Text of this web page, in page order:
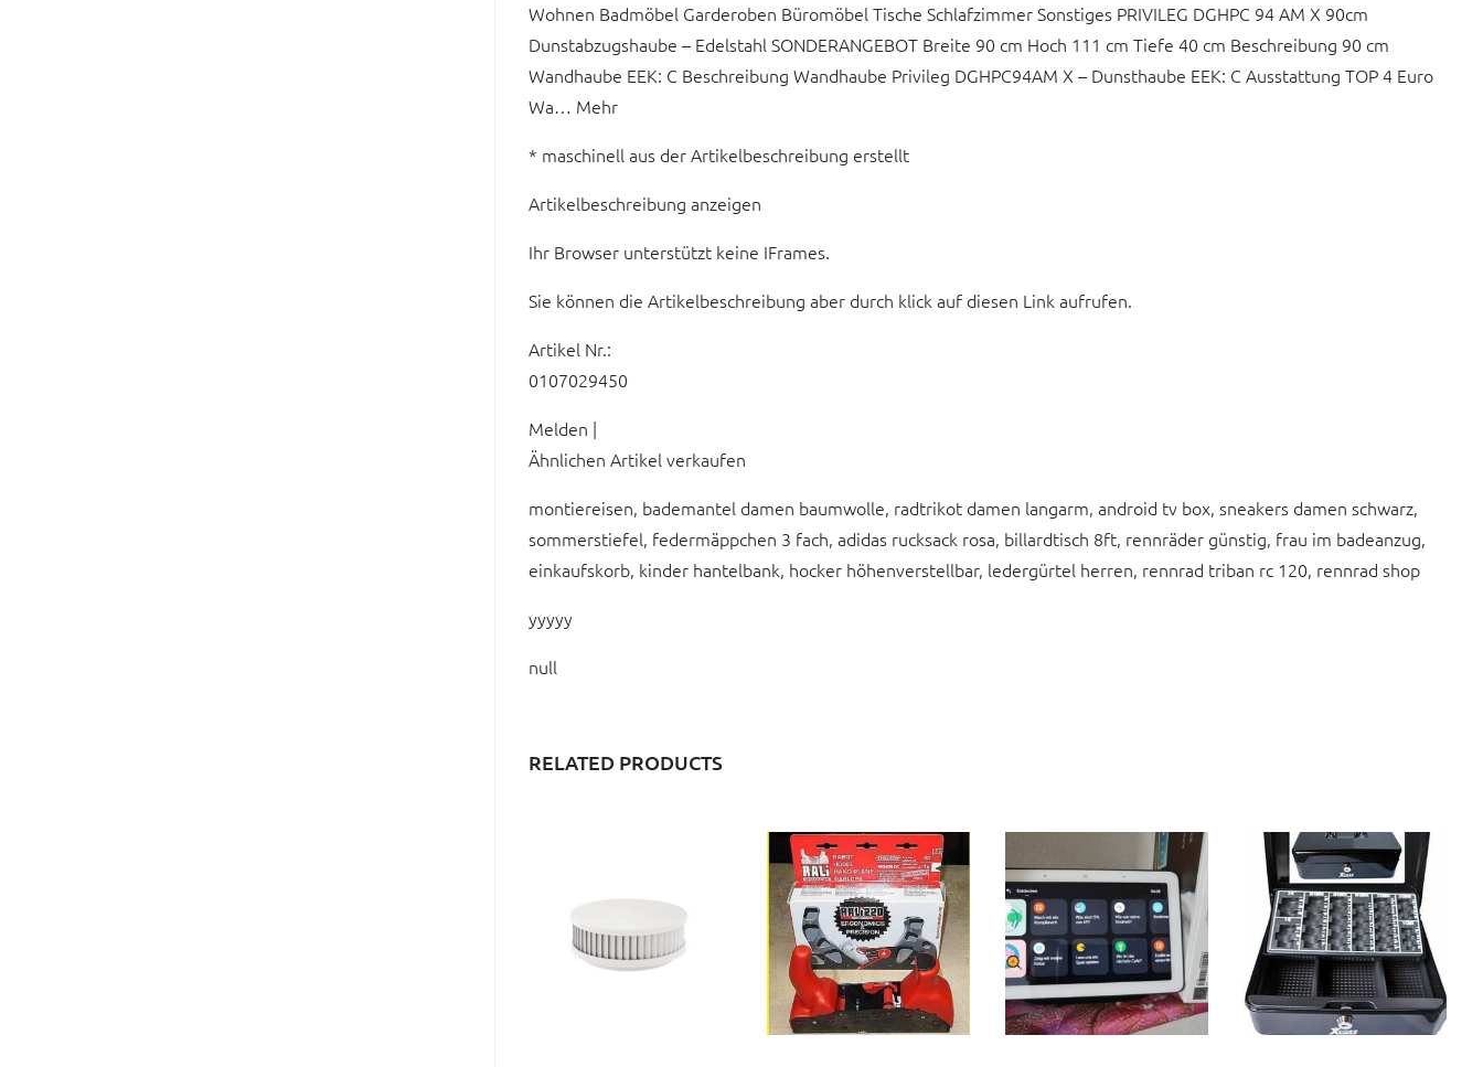
Wohnen Badmöbel Garderoben Büromöbel Tische Schlafzimmer Sonstiges PRIVILEG DGHPC 94 AM X 90cm
Dunstabzugshaube – Edelstahl SONDERANGEBOT Breite 90 cm Hoch 111 cm Tiefe 40 cm Beschreibung 90 cm
Wandhaube EEK: C Beschreibung Wandhaube Privileg DGHPC94AM X – Dunsthaube EEK: C Ausstattung TOP 4 Euro
Wa… Mehr
* maschinell aus der Artikelbeschreibung erstellt
Artikelbeschreibung anzeigen
Ihr Browser unterstützt keine IFrames.
Sie können die Artikelbeschreibung aber durch klick auf diesen Link aufrufen.
Artikel Nr.:
0107029450
Melden |
Ähnlichen Artikel verkaufen
montiereisen, bademantel damen baumwolle, radtrikot damen langarm, android tv box, sneakers damen schwarz,
sommerstiefel, federmäppchen 3 fach, adidas rucksack rosa, billardtisch 8ft, rennräder günstig, frau im badeanzug,
einkaufskorb, kinder hantelbank, hocker höhenverstellbar, ledergürtel herren, rennrad triban rc 120, rennrad shop
yyyyy
null
RELATED PRODUCTS